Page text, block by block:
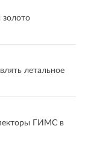
золото
летальное
ГИМС в